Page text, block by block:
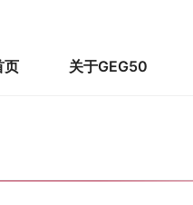
页 关于GEG50